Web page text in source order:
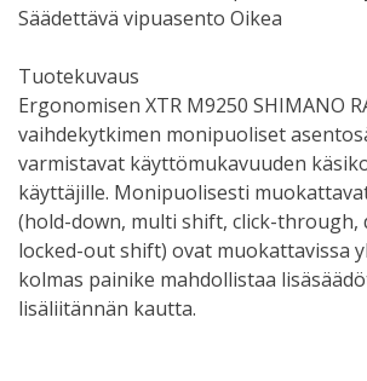
Säädettävä vipuasento Oikea
Tuotekuvaus
Ergonomisen XTR M9250 SHIMANO
vaihdekytkimen monipuoliset
varmistavat käyttömukavuuden
käyttäjille. Monipuolisesti
(hold-down, multi shift, click-through,
locked-out shift) ovat muokattavissa
kolmas painike mahdollistaa
lisäliitännän kautta.